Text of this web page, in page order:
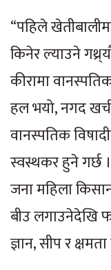
“पहिले
किनेर ल्याउने
कीरामा
हल भयो, नगद
वानस्पतिक
स्वस्थकर हुने
जना महिला
बीउ लगाउनेदेखि
ज्ञान, सीप र